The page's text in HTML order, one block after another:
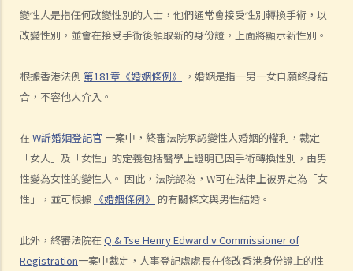
變性人是指任何改變性別的人士，他們通常會接受性別轉換手術，以
改變性別，並會在接受手術後領取新的身份證，上面將顯示新性別。
根據香港法例 第181章《婚姻條例》
，婚姻是指一男一女自願終身結
合，不容他人介入。
在W訴婚姻登記官 一案中，終審法院承認變性人婚姻的權利，裁定
「女人」及「女性」的定義包括醫學上證明已因手術轉換性別，由男
性變為女性的變性人。 因此，法院認為，W可在法律上被界定為「女
性」，並可根據 《婚姻條例》 的有關條文與男性結婚。
此外，終審法院在Q & Tse Henry Edward v Commissioner of
Registration一案中裁定，人事登記處處長在修改香港身份證上的性
C. 辦理婚姻登記及舉行婚禮
A. 在香港結婚的條件
C. 婚姻的有效性
E. 婚姻協議書
A. 婚姻協議書的法律地位
B. 婚前協議書及公共政策
C. 分居協議
2. 如果一方在聆訊前不再同意分居協議的條款，應該怎樣處理？